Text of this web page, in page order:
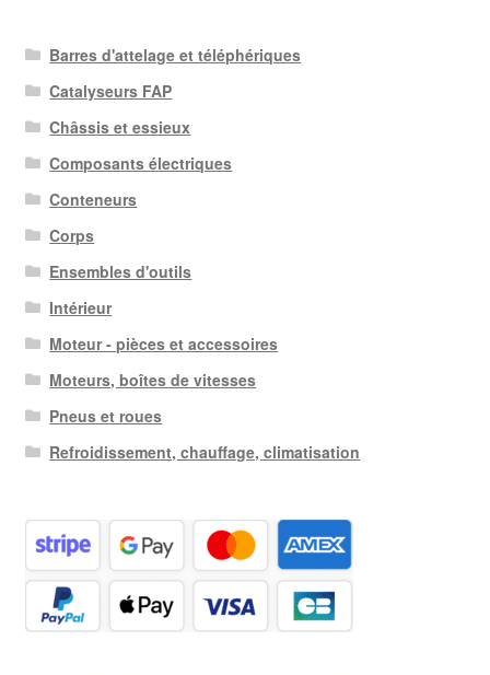
Barres d'attelage et téléphériques
Catalyseurs FAP
Châssis et essieux
Composants électriques
Conteneurs
Corps
Ensembles d'outils
Intérieur
Moteur - pièces et accessoires
Moteurs, boîtes de vitesses
Pneus et roues
Refroidissement, chauffage, climatisation